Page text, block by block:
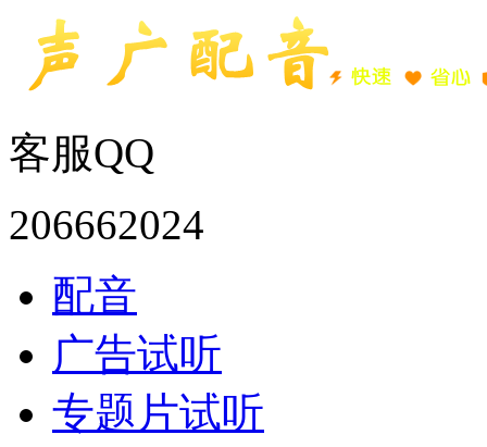
客服QQ
206662024
配音
广告试听
专题片试听